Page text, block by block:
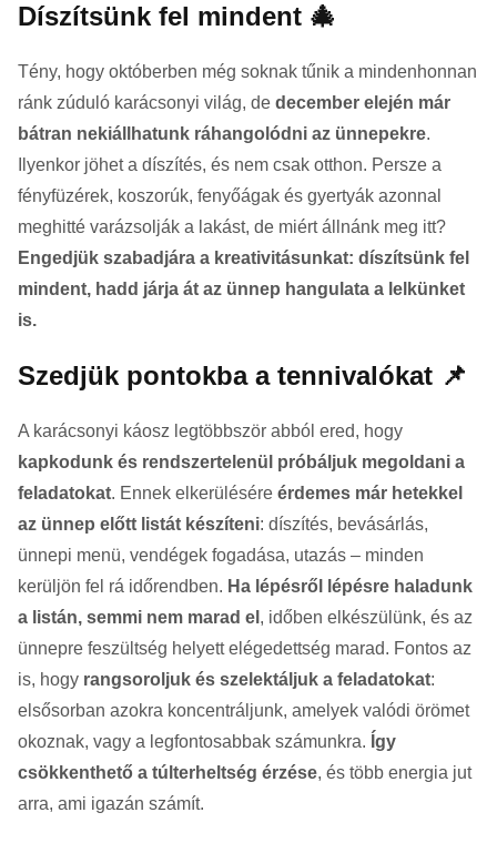
Díszítsünk fel mindent 🎄
Tény, hogy októberben még soknak tűnik a mindenhonnan
ránk zúduló karácsonyi világ, de december elején már
bátran nekiállhatunk ráhangolódni az ünnepekre.
Ilyenkor jöhet a díszítés, és nem csak otthon. Persze a
fényfüzérek, koszorúk, fenyőágak és gyertyák azonnal
meghitté varázsolják a lakást, de miért állnánk meg itt?
Engedjük szabadjára a kreativitásunkat: díszítsünk fel
mindent, hadd járja át az ünnep hangulata a lelkünket
is.
Szedjük pontokba a tennivalókat 📌
A karácsonyi káosz legtöbbször abból ered, hogy
kapkodunk és rendszertelenül próbáljuk megoldani a
feladatokat. Ennek elkerülésére érdemes már hetekkel
az ünnep előtt listát készíteni: díszítés, bevásárlás,
ünnepi menü, vendégek fogadása, utazás – minden
kerüljön fel rá időrendben. Ha lépésről lépésre haladunk
a listán, semmi nem marad el , időben elkészülünk, és az
ünnepre feszültség helyett elégedettség marad. Fontos az
is, hogy rangsoroljuk és szelektáljuk a feladatokat:
elsősorban azokra koncentráljunk, amelyek valódi örömet
okoznak, vagy a legfontosabbak számunkra. Így
csökkenthető a túlterheltség érzése, és több energia jut
arra, ami igazán számít.